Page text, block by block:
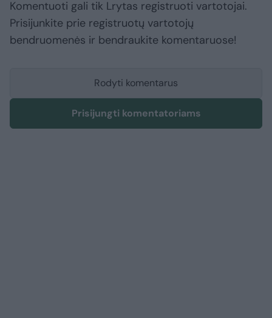
Komentuoti gali tik Lrytas registruoti vartotojai.
Prisijunkite prie registruotų vartotojų
bendruomenės ir bendraukite komentaruose!
Rodyti komentarus
Prisijungti komentatoriams